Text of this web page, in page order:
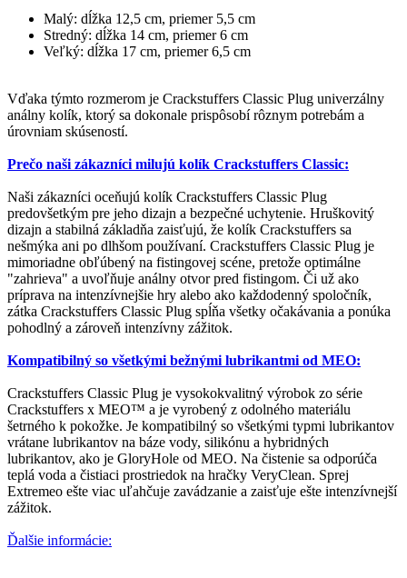
Malý: dĺžka 12,5 cm, priemer 5,5 cm
Stredný: dĺžka 14 cm, priemer 6 cm
Veľký: dĺžka 17 cm, priemer 6,5 cm
Vďaka týmto rozmerom je Crackstuffers Classic Plug univerzálny
análny kolík, ktorý sa dokonale prispôsobí rôznym potrebám a
úrovniam skúseností.
Prečo naši zákazníci milujú kolík Crackstuffers Classic:
Naši zákazníci oceňujú kolík Crackstuffers Classic Plug
predovšetkým pre jeho dizajn a bezpečné uchytenie. Hruškovitý
dizajn a stabilná základňa zaisťujú, že kolík Crackstuffers sa
nešmýka ani po dlhšom používaní. Crackstuffers Classic Plug je
mimoriadne obľúbený na fistingovej scéne, pretože optimálne
"zahrieva" a uvoľňuje análny otvor pred fistingom. Či už ako
príprava na intenzívnejšie hry alebo ako každodenný spoločník,
zátka Crackstuffers Classic Plug spĺňa všetky očakávania a ponúka
pohodlný a zároveň intenzívny zážitok.
Kompatibilný so všetkými bežnými lubrikantmi od MEO:
Crackstuffers Classic Plug je vysokokvalitný výrobok zo série
Crackstuffers x MEO™ a je vyrobený z odolného materiálu
šetrného k pokožke. Je kompatibilný so všetkými typmi lubrikantov
vrátane lubrikantov na báze vody, silikónu a hybridných
lubrikantov, ako je GloryHole od MEO. Na čistenie sa odporúča
teplá voda a čistiaci prostriedok na hračky VeryClean. Sprej
Extremeo ešte viac uľahčuje zavádzanie a zaisťuje ešte intenzívnejší
zážitok.
Ďalšie informácie: